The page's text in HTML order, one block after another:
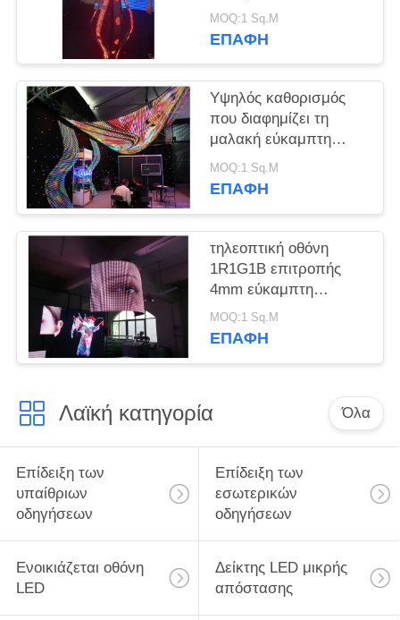
εύκαμπτων
οδηγήσεων P2.5/P3/P4
MOQ:1 Sq.M
ΕΠΑΦΉ
Υψηλός καθορισμός
που διαφημίζει τη
μαλακή εύκαμπτη
οδηγημένη οδηγημένη
P4 οθόνη επίδειξης για
MOQ:1 Sq.M
ΕΠΑΦΉ
τηλεοπτική οθόνη
1R1G1B επιτροπής
4mm εύκαμπτη
οδηγημένη/μαύρος
λαμπτήρας SMD2121
MOQ:1 Sq.M
ΕΠΑΦΉ
Λαϊκή κατηγορία Όλα
Επίδειξη των
υπαίθριων
οδηγήσεων
Επίδειξη των
εσωτερικών
οδηγήσεων
Ενοικιάζεται οθόνη
LED
Δείκτης LED μικρής
απόστασης